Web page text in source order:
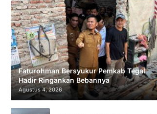
Faturohman Bersyukur Pemkab Tegal
Hadir Ringankan Bebannya
Agustus 4, 2026